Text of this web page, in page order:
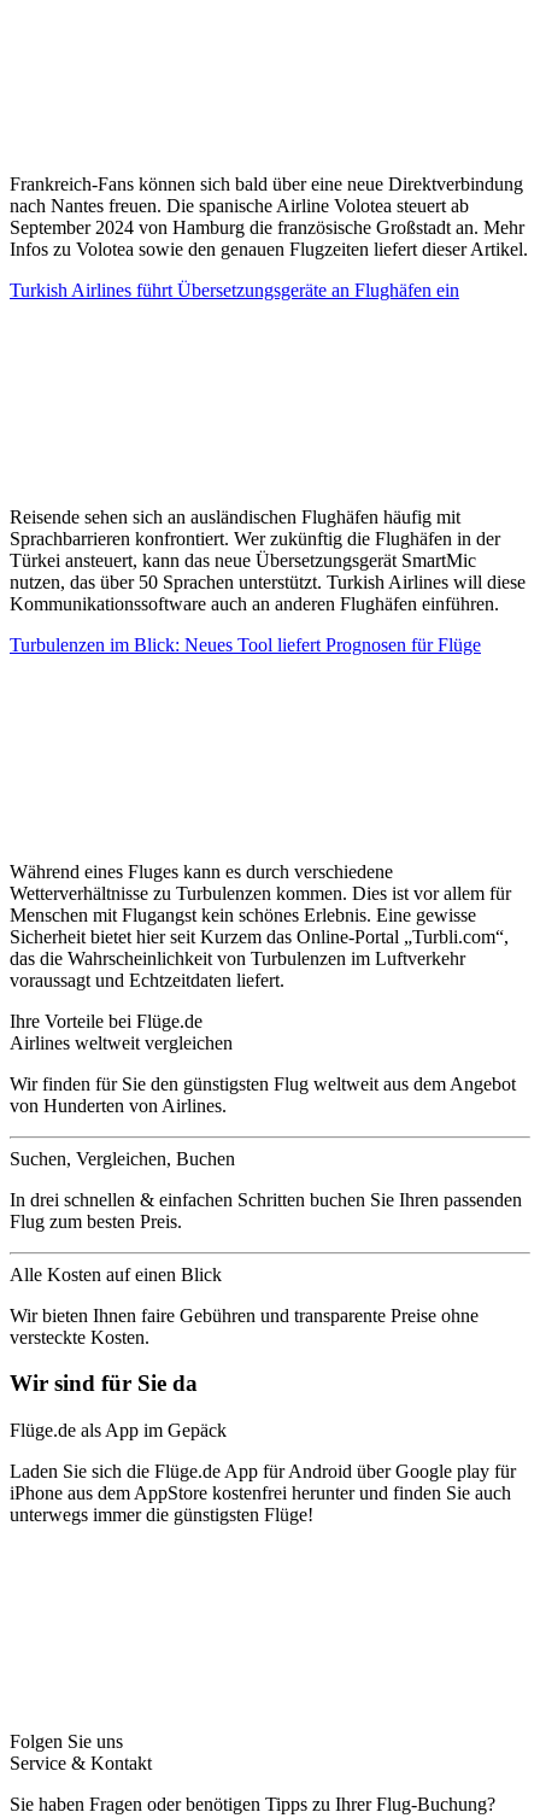
Frankreich-Fans können sich bald über eine neue Direktverbindung
nach Nantes freuen. Die spanische Airline Volotea steuert ab
September 2024 von Hamburg die französische Großstadt an. Mehr
Infos zu Volotea sowie den genauen Flugzeiten liefert dieser Artikel.
Turkish Airlines führt Übersetzungsgeräte an Flughäfen ein
Reisende sehen sich an ausländischen Flughäfen häufig mit
Sprachbarrieren konfrontiert. Wer zukünftig die Flughäfen in der
Türkei ansteuert, kann das neue Übersetzungsgerät SmartMic
nutzen, das über 50 Sprachen unterstützt. Turkish Airlines will diese
Kommunikationssoftware auch an anderen Flughäfen einführen.
Turbulenzen im Blick: Neues Tool liefert Prognosen für Flüge
Während eines Fluges kann es durch verschiedene
Wetterverhältnisse zu Turbulenzen kommen. Dies ist vor allem für
Menschen mit Flugangst kein schönes Erlebnis. Eine gewisse
Sicherheit bietet hier seit Kurzem das Online-Portal „Turbli.com“,
das die Wahrscheinlichkeit von Turbulenzen im Luftverkehr
voraussagt und Echtzeitdaten liefert.
Ihre Vorteile bei Flüge.de
Airlines weltweit vergleichen
Wir finden für Sie den günstigsten Flug weltweit aus dem Angebot
von Hunderten von Airlines.
Suchen, Vergleichen, Buchen
In drei schnellen & einfachen Schritten buchen Sie Ihren passenden
Flug zum besten Preis.
Alle Kosten auf einen Blick
Wir bieten Ihnen faire Gebühren und transparente Preise ohne
versteckte Kosten.
Wir sind für Sie da
Flüge.de als App im Gepäck
Laden Sie sich die Flüge.de App für Android über Google play für
iPhone aus dem AppStore kostenfrei herunter und finden Sie auch
unterwegs immer die günstigsten Flüge!
Folgen Sie uns
Service & Kontakt
Sie haben Fragen oder benötigen Tipps zu Ihrer Flug-Buchung?